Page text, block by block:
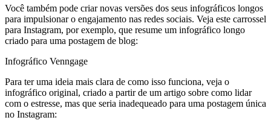
Você também pode criar novas versões dos seus infográficos longos
para impulsionar o engajamento nas redes sociais. Veja este carrossel
para Instagram, por exemplo, que resume um infográfico longo
criado para uma postagem de blog:
Infográfico Venngage
Para ter uma ideia mais clara de como isso funciona, veja o
infográfico original, criado a partir de um artigo sobre como lidar
com o estresse, mas que seria inadequeado para uma postagem única
no Instagram: